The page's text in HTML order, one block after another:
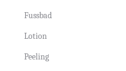
Fussbad
Lotion
Peeling